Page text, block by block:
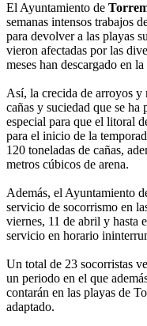
El Ayuntamiento de
semanas intensos trabajos
para devolver a las playas
vieron afectadas por las
meses han descargado en
Así, la crecida de arroyos y
cañas y suciedad que se
especial para que el litoral
para el inicio de la
120 toneladas de cañas,
metros cúbicos de arena.
Además, el Ayuntamiento
servicio de socorrismo en
viernes, 11 de abril y hasta
servicio en horario
Un total de 23 socorristas
un periodo en el que
contarán en las playas de
adaptado.